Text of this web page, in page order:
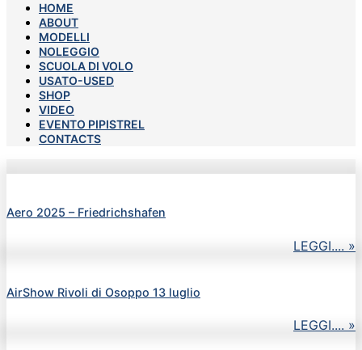
HOME
ABOUT
MODELLI
NOLEGGIO
SCUOLA DI VOLO
USATO-USED
SHOP
VIDEO
EVENTO PIPISTREL
CONTACTS
Aero 2025 – Friedrichshafen
LEGGI.... »
AirShow Rivoli di Osoppo 13 luglio
LEGGI.... »